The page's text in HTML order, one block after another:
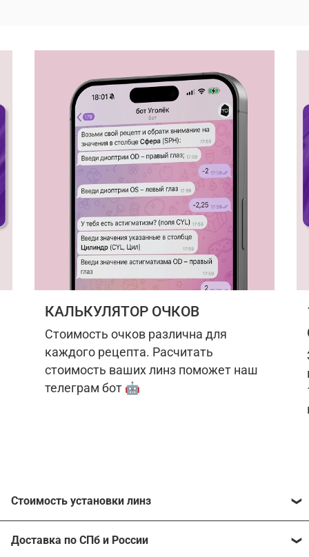
КАЛЬКУЛЯТОР ОЧКОВ
Стоимость очков различна для
каждого рецепта. Расчитать
стоимость ваших линз поможет наш
телеграм бот 🤖
Стоимость установки линз
Расчитать стоимость ваших линз поможет
Доставка по СПб и России